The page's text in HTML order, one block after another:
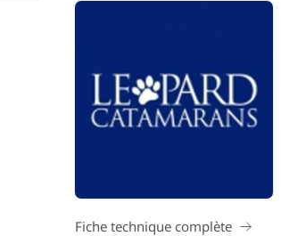
Fiche technique complète